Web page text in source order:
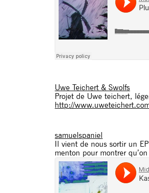
Uwe Teichert & Swolfs
Projet de Uwe teichert,
http://
samuelspaniel
Il vient de nous sortir un
menton pour montrer